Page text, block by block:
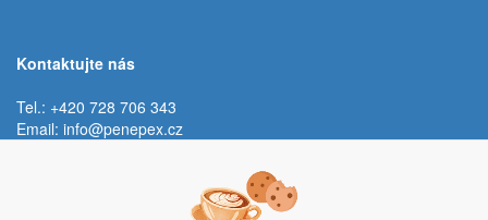
Kontaktujte nás
Tel.: +420 728 706 343
Email: info@penepex.cz
Trávník 2076, 686 03 Staré Město